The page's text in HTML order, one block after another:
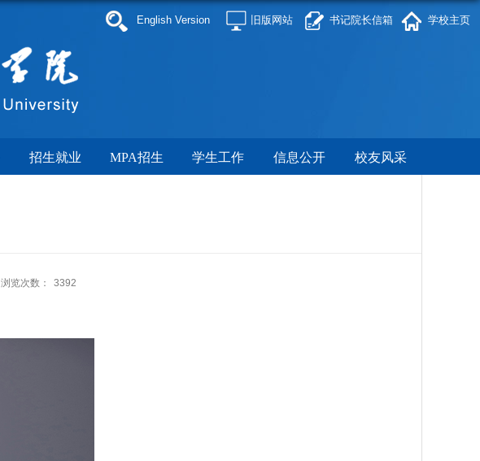
English Version 旧版网站 书记院长信箱 学校主页
招生就业 MPA招生 学生工作 信息公开 校友风采
浏览次数： 3392